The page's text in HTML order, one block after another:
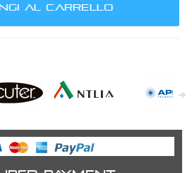
AL CARRELLO
Telescopes